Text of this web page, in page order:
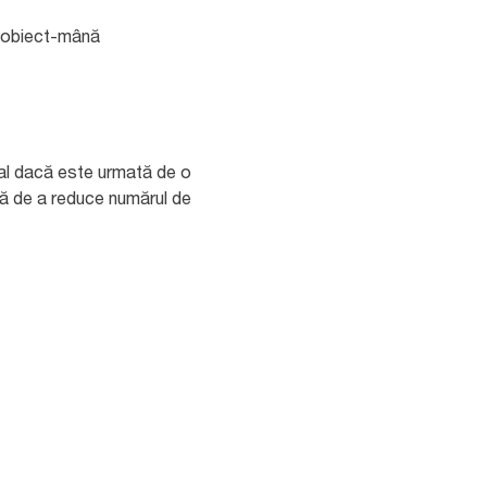
mână
dacă este urmată de o
a reduce numărul de